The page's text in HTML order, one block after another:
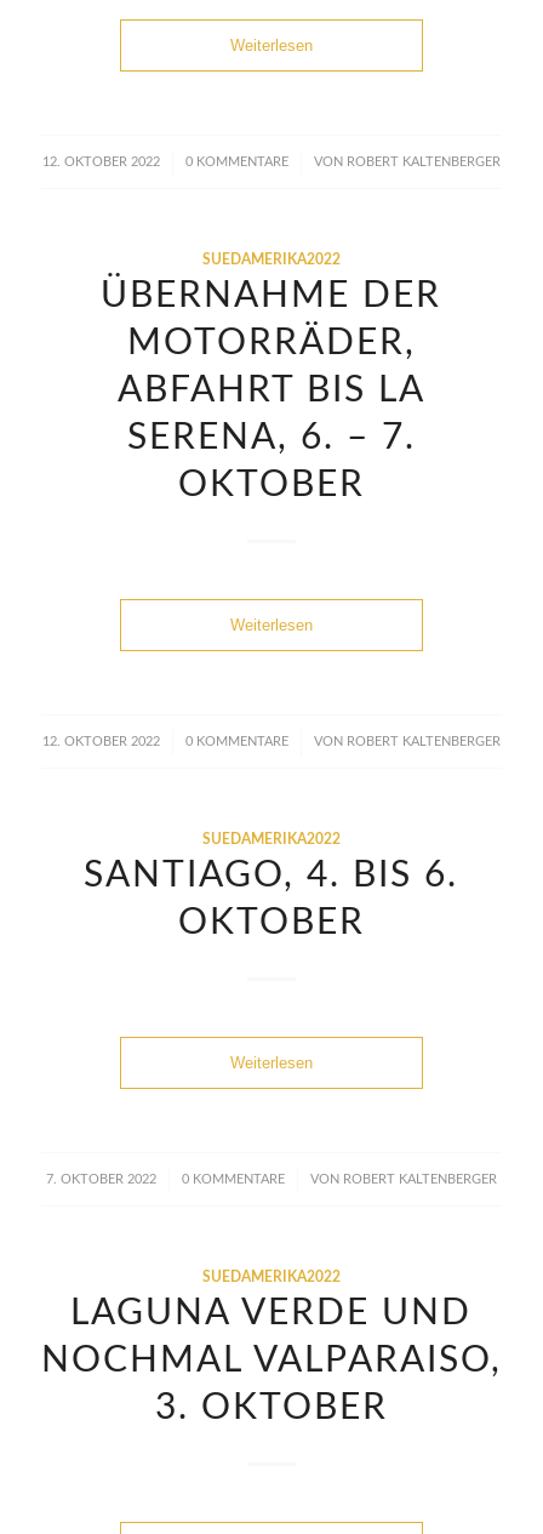
Weiterlesen
12. OKTOBER 2022
/ 0 KOMMENTARE
/ VON ROBERT KALTENBERGER
SUEDAMERIKA2022
ÜBERNAHME DER
MOTORRÄDER,
ABFAHRT BIS LA
SERENA, 6. – 7.
OKTOBER
Weiterlesen
12. OKTOBER 2022
/ 0 KOMMENTARE
/ VON ROBERT KALTENBERGER
SUEDAMERIKA2022
SANTIAGO, 4. BIS 6.
OKTOBER
Weiterlesen
7. OKTOBER 2022
/ 0 KOMMENTARE
/ VON ROBERT KALTENBERGER
SUEDAMERIKA2022
LAGUNA VERDE UND
NOCHMAL VALPARAISO,
3. OKTOBER